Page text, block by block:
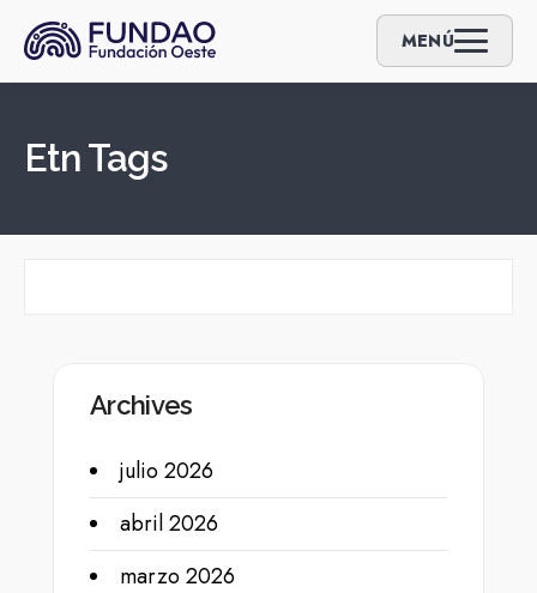
MENÚ
Etn Tags
Archives
julio 2026
abril 2026
marzo 2026